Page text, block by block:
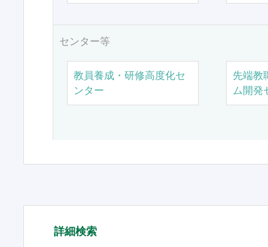
センター等
教員養成・研修高度化セ
ンター
先端教
ム開発
詳細検索